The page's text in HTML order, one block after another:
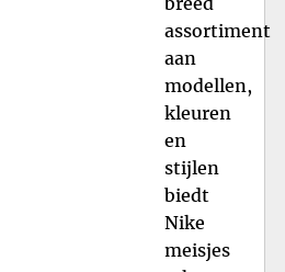
assortiment
aan
modellen,
kleuren
en
stijlen
biedt
Nike
meisjes